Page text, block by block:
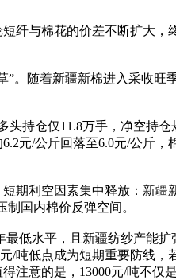
纤与棉花的价差不断扩大
。随着新疆新棉进入采收
持仓仅11.8万手，净空持
元/公斤回落至6.0元/公斤
期利空因素集中释放：新
国内棉价反弹空间。
低水平，且新疆纺纱产能
/吨低点成为短期重要防线
注意的是，13000元/吨不仅